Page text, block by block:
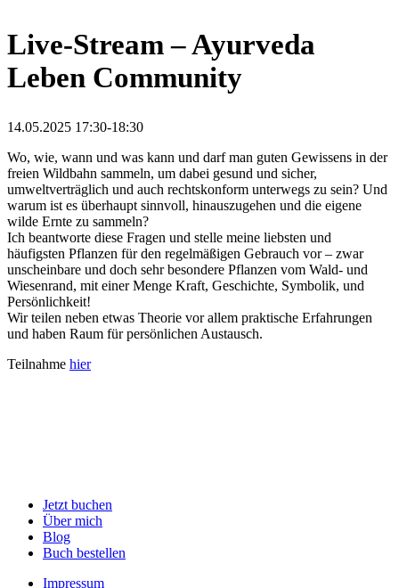
Live-Stream – Ayurveda
Leben Community
14.05.2025 17:30-18:30
Wo, wie, wann und was kann und darf man guten Gewissens in der
freien Wildbahn sammeln, um dabei gesund und sicher,
umweltverträglich und auch rechtskonform unterwegs zu sein? Und
warum ist es überhaupt sinnvoll, hinauszugehen und die eigene
wilde Ernte zu sammeln?
Ich beantworte diese Fragen und stelle meine liebsten und
häufigsten Pflanzen für den regelmäßigen Gebrauch vor – zwar
unscheinbare und doch sehr besondere Pflanzen vom Wald- und
Wiesenrand, mit einer Menge Kraft, Geschichte, Symbolik, und
Persönlichkeit!
Wir teilen neben etwas Theorie vor allem praktische Erfahrungen
und haben Raum für persönlichen Austausch.
Teilnahme hier
Jetzt buchen
Über mich
Blog
Buch bestellen
Impressum